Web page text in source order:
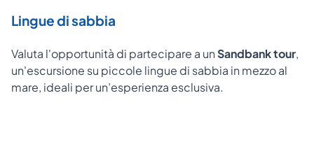
Lingue di sabbia
Valuta l'opportunità di partecipare a unSandbank tour,
un'escursione su piccole lingue di sabbia in mezzo al
mare, ideali per un’esperienza esclusiva.